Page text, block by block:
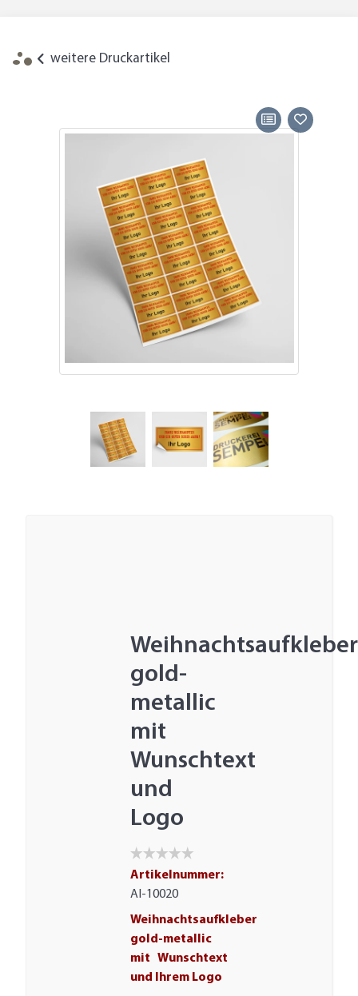
weitere Druckartikel
Weihnachtsaufkleber
gold-
metallic
mit
Wunschtext
und
Logo
Artikelnummer:
AI-10020
Weihnachtsaufkleber
gold-metallic
mit Wunschtext
und Ihrem Logo